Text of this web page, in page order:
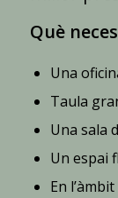
Què
Una
Taula
Una sala
Un espai
En